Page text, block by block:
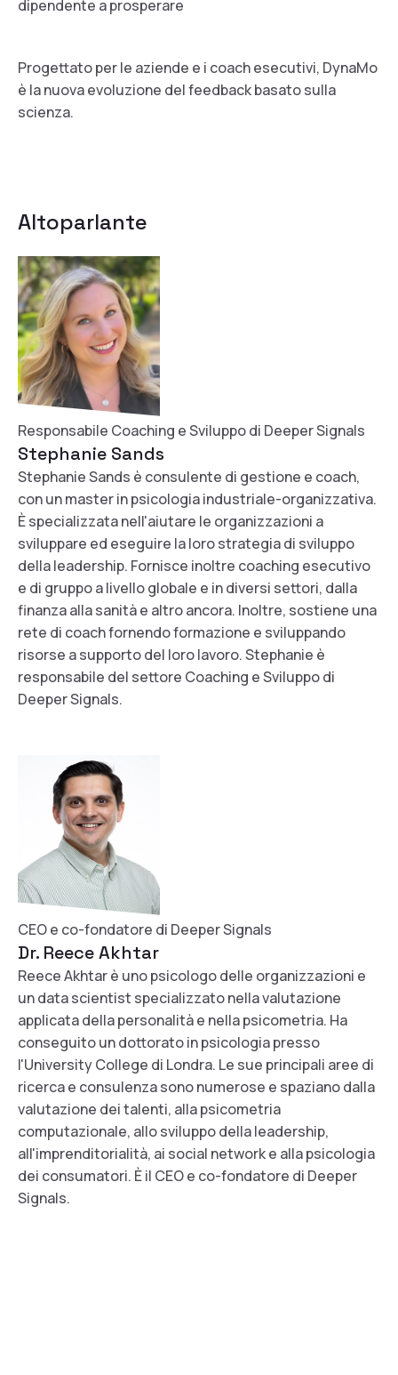
dipendente a prosperare
Progettato per le aziende e i coach esecutivi, DynaMo
è la nuova evoluzione del feedback basato sulla
scienza.
Altoparlante
Responsabile Coaching e Sviluppo di Deeper Signals
Stephanie Sands
Stephanie Sands è consulente di gestione e coach,
con un master in psicologia industriale-organizzativa.
È specializzata nell'aiutare le organizzazioni a
sviluppare ed eseguire la loro strategia di sviluppo
della leadership. Fornisce inoltre coaching esecutivo
e di gruppo a livello globale e in diversi settori, dalla
finanza alla sanità e altro ancora. Inoltre, sostiene una
rete di coach fornendo formazione e sviluppando
risorse a supporto del loro lavoro. Stephanie è
responsabile del settore Coaching e Sviluppo di
Deeper Signals.
CEO e co-fondatore di Deeper Signals
Dr. Reece Akhtar
Reece Akhtar è uno psicologo delle organizzazioni e
un data scientist specializzato nella valutazione
applicata della personalità e nella psicometria. Ha
conseguito un dottorato in psicologia presso
l'University College di Londra. Le sue principali aree di
ricerca e consulenza sono numerose e spaziano dalla
valutazione dei talenti, alla psicometria
computazionale, allo sviluppo della leadership,
all'imprenditorialità, ai social network e alla psicologia
dei consumatori. È il CEO e co-fondatore di Deeper
Signals.